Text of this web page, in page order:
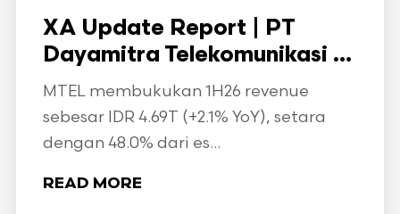
XA Update Report | PT
Dayamitra Telekomunikasi ...
MTEL membukukan 1H26 revenue
sebesar IDR 4.69T (+2.1% YoY), setara
dengan 48.0% dari es...
READ MORE